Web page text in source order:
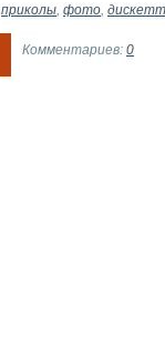
приколы фото
Комментариев: 0